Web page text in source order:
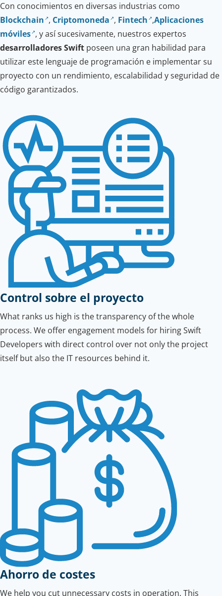
Con conocimientos en diversas industrias como
Blockchain , Criptomoneda , Fintech ,Aplicaciones
móviles , y así sucesivamente, nuestros expertos
desarrolladores Swift poseen una gran habilidad para
utilizar este lenguaje de programación e implementar su
proyecto con un rendimiento, escalabilidad y seguridad de
código garantizados.
Control sobre el proyecto
What ranks us high is the transparency of the whole
process. We offer engagement models for hiring Swift
Developers with direct control over not only the project
itself but also the IT resources behind it.
Ahorro de costes
We help you cut unnecessary costs in operation. This